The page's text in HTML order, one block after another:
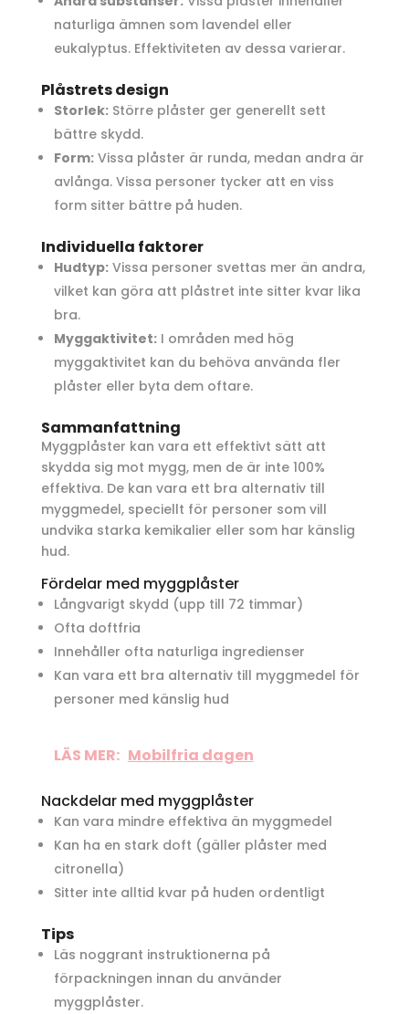
naturliga ämnen som lavendel eller
eukalyptus. Effektiviteten av dessa varierar.
Plåstrets design
Storlek:Större plåster ger generellt sett
bättre skydd.
Form:Vissa plåster är runda, medan andra är
avlånga. Vissa personer tycker att en viss
form sitter bättre på huden.
Individuella faktorer
Hudtyp:Vissa personer svettas mer än andra,
vilket kan göra att plåstret inte sitter kvar lika
bra.
Myggaktivitet:I områden med hög
myggaktivitet kan du behöva använda fler
plåster eller byta dem oftare.
Sammanfattning
Myggplåster kan vara ett effektivt sätt att
skydda sig mot mygg, men de är inte 100%
effektiva. De kan vara ett bra alternativ till
myggmedel, speciellt för personer som vill
undvika starka kemikalier eller som har känslig
hud.
Fördelar med myggplåster
Långvarigt skydd (upp till 72 timmar)
Ofta doftfria
Innehåller ofta naturliga ingredienser
Kan vara ett bra alternativ till myggmedel för
personer med känslig hud
LÄS MER: Mobilfria dagen
Nackdelar med myggplåster
Kan vara mindre effektiva än myggmedel
Kan ha en stark doft (gäller plåster med
citronella)
Sitter inte alltid kvar på huden ordentligt
Tips
Läs noggrant instruktionerna på
förpackningen innan du använder
myggplåster.